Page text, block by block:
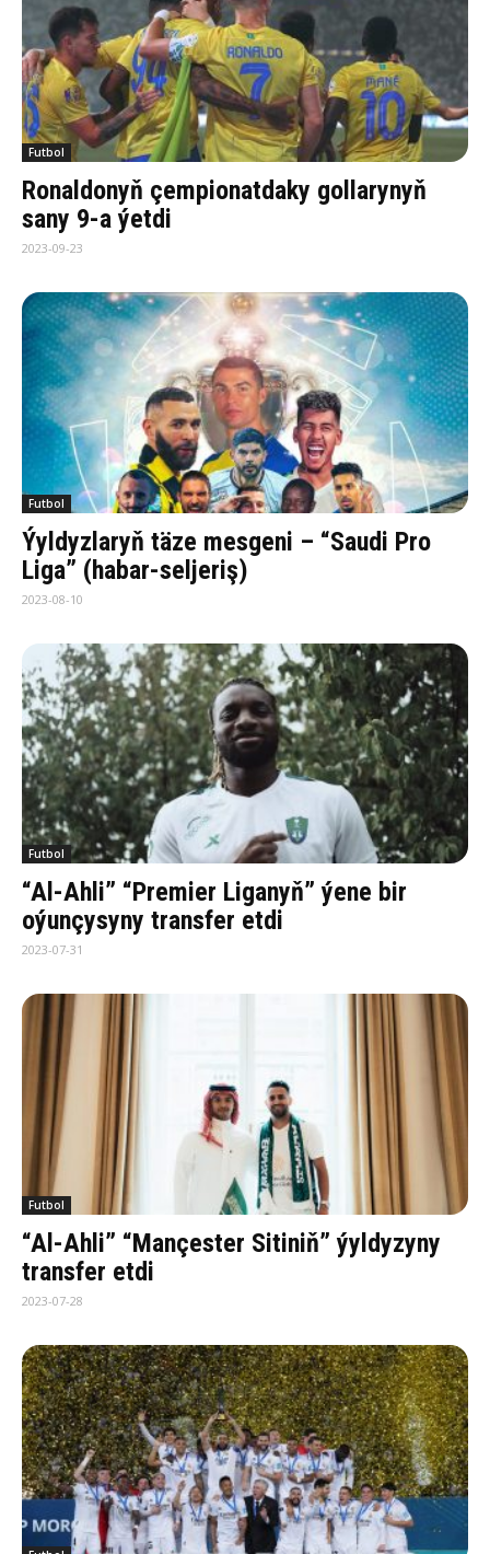
Futbol
Ronaldonyň çempionatdaky gollarynyň
sany 9-a ýetdi
2023-09-23
Futbol
Ýyldyzlaryň täze mesgeni – “Saudi Pro
Liga” (habar-seljeriş)
2023-08-10
Futbol
“Al-Ahli” “Premier Liganyň” ýene bir
oýunçysyny transfer etdi
2023-07-31
Futbol
“Al-Ahli” “Mançester Sitiniň” ýyldyzyny
transfer etdi
2023-07-28